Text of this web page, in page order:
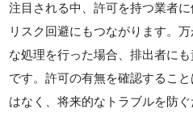
注目される中、許可を持つ業者
リスク回避にもつながります。
な処理を行った場合、排出者に
です。許可の有無を確認するこ
はなく、将来的なトラブルを防